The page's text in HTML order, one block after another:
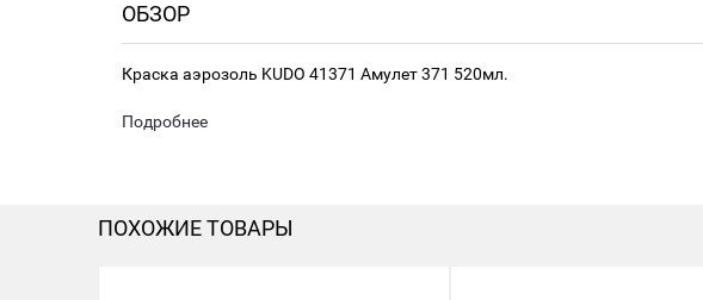
ОБЗОР
Краска аэрозоль KUDO 41371 Амулет 371 520мл.
Подробнее
ПОХОЖИЕ ТОВАРЫ